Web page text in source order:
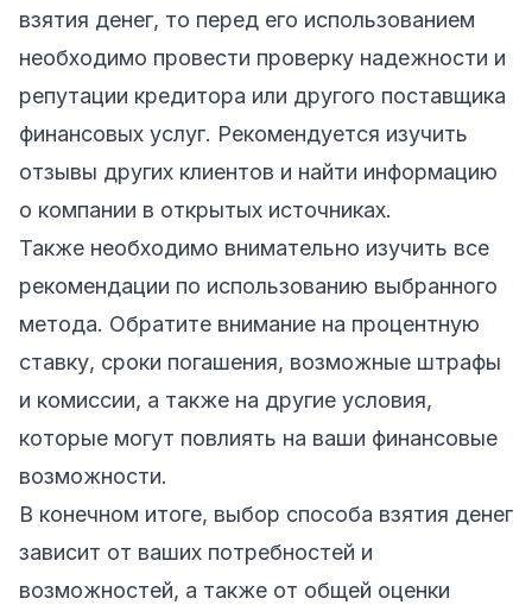
взятия денег, то перед его использованием
необходимо провести проверку надежности и
репутации кредитора или другого поставщика
финансовых услуг. Рекомендуется изучить
отзывы других клиентов и найти информацию
о компании в открытых источниках.
Также необходимо внимательно изучить все
рекомендации по использованию выбранного
метода. Обратите внимание на процентную
ставку, сроки погашения, возможные штрафы
и комиссии, а также на другие условия,
которые могут повлиять на ваши финансовые
возможности.
В конечном итоге, выбор способа взятия денег
зависит от ваших потребностей и
возможностей, а также от общей оценки